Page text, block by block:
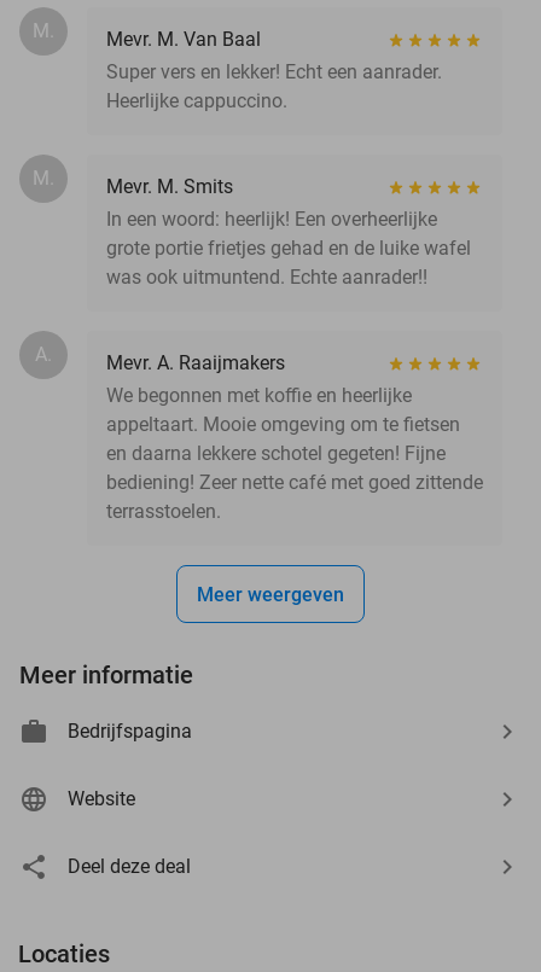
M.
Mevr. M. Van Baal
Super vers en lekker! Echt een aanrader.
Heerlijke cappuccino.
M.
Mevr. M. Smits
In een woord: heerlijk! Een overheerlijke
grote portie frietjes gehad en de luike wafel
was ook uitmuntend. Echte aanrader!!
A.
Mevr. A. Raaijmakers
We begonnen met koffie en heerlijke
appeltaart. Mooie omgeving om te fietsen
en daarna lekkere schotel gegeten! Fijne
bediening! Zeer nette café met goed zittende
terrasstoelen.
Meer weergeven
Meer informatie
Bedrijfspagina
Website
Deel deze deal
Locaties